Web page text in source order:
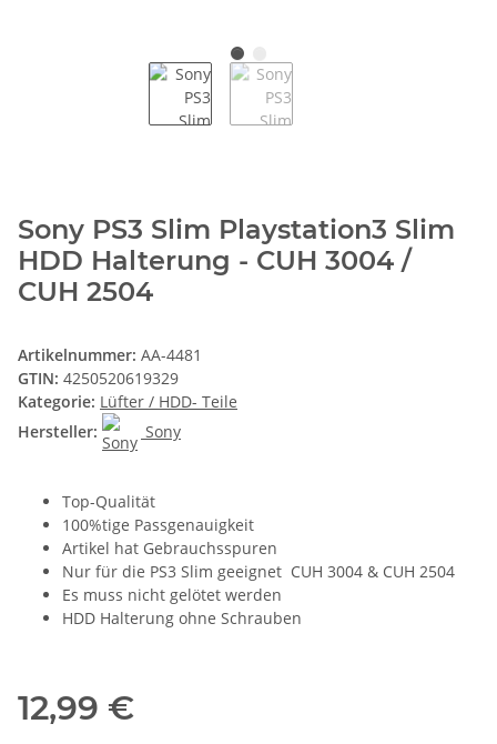
Sony PS3 Slim Playstation3 Slim
HDD Halterung - CUH 3004 /
CUH 2504
Artikelnummer: AA-4481
GTIN: 4250520619329
Kategorie: Lüfter / HDD- Teile
Hersteller:
Sony
Top-Qualität
100%tige Passgenauigkeit
Artikel hat Gebrauchsspuren
Nur für die PS3 Slim geeignet CUH 3004 & CUH 2504
Es muss nicht gelötet werden
HDD Halterung ohne Schrauben
12,99 €